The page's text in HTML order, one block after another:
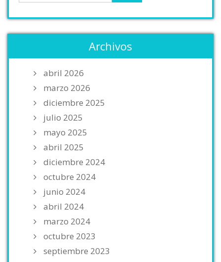
Archivos
abril 2026
marzo 2026
diciembre 2025
julio 2025
mayo 2025
abril 2025
diciembre 2024
octubre 2024
junio 2024
abril 2024
marzo 2024
octubre 2023
septiembre 2023